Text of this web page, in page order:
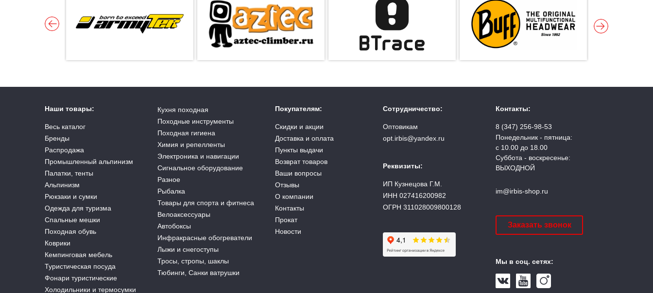
Наши товары:
Весь каталог
Бренды
Распродажа
Промышленный альпинизм
Палатки, тенты
Альпинизм
Рюкзаки и сумки
Одежда для туризма
Спальные мешки
Походная обувь
Коврики
Кемпинговая мебель
Туристическая посуда
Фонари туристические
Холодильники и термосумки
Кухня походная
Походные инструменты
Походная гигиена
Химия и репелленты
Электроника и навигации
Сигнальное оборудование
Разное
Рыбалка
Товары для спорта и фитнеса
Велоаксессуары
Автобоксы
Инфракрасные обогреватели
Лыжи и снегоступы
Тросы, стропы, шаклы
Тюбинги, Санки ватрушки
Покупателям:
Скидки и акции
Доставка и оплата
Пункты выдачи
Возврат товаров
Ваши вопросы
Отзывы
О компании
Контакты
Прокат
Новости
Сотрудничество:
Оптовикам
opt.irbis@yandex.ru
Реквизиты:
ИП Кузнецова Г.М.
ИНН 027416200982
ОГРН 311028009800128
Контакты:
8 (347) 256-98-53
Понедельник - пятница:
с 10.00 до 18.00
Суббота - воскресенье:
ВЫХОДНОЙ
im@irbis-shop.ru
Заказать звонок
Мы в соц. сетях: